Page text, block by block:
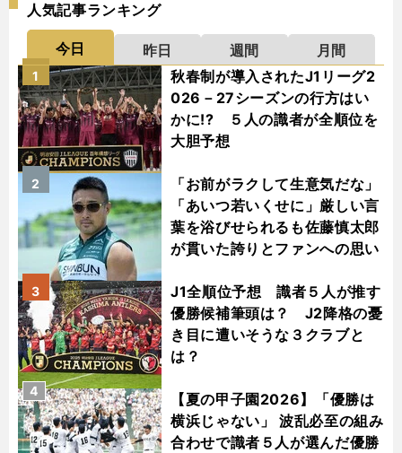
人気記事ランキング
今日 昨日 週間
月間
秋春制が導入されたJ1リーグ2
026－27シーズンの行方はい
かに!? ５人の識者が全順位を
大胆予想
1
「お前がラクして生意気だな」
「あいつ若いくせに」厳しい言
葉を浴びせられるも佐藤慎太郎
が貫いた誇りとファンへの思い
2
J1全順位予想 識者５人が推す
優勝候補筆頭は？ J2降格の憂
き目に遭いそうな３クラブと
は？
3
【夏の甲子園2026】「優勝は
横浜じゃない」 波乱必至の組み
合わせで識者５人が選んだ優勝
4